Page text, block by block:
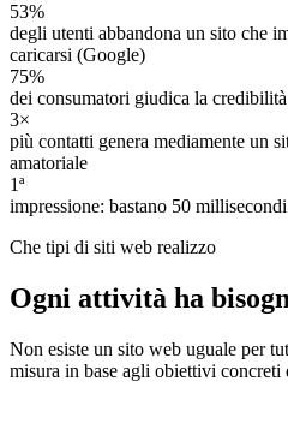
53%
degli utenti abbandona un sito che
caricarsi (Google)
75%
dei consumatori giudica la
3×
più contatti genera mediamente un
amatoriale
1ª
impressione: bastano 50
Che tipi di siti web realizzo
Ogni attività ha
Non esiste un sito web uguale per
misura in base agli obiettivi concreti